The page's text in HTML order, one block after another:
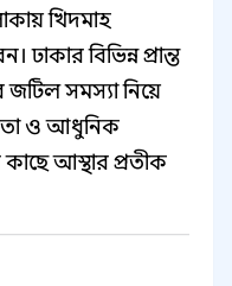
খিদমাহ
ঢাকার বিভিন্ন প্রান্ত
জটিল সমস্যা নিয়ে
ও আধুনিক
কাছে আস্থার প্রতীক